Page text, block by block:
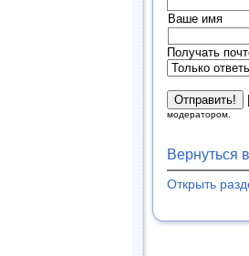
Ваше имя
Получать
модератором.
Вернуться
Открыть